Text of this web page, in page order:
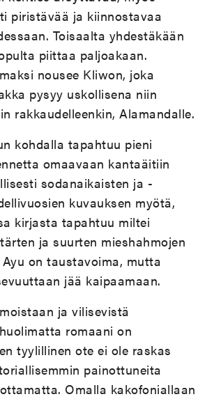
piristävää ja kiinnostavaa
Toisaalta yhdestäkään
piittaa paljoakaan.
nousee Kliwon, joka
pysyy uskollisena niin
rakkaudelleenkin, Alamandalle.
kohdalla tapahtuu pieni
omaavaan kantaäitiin
sodanaikaisten ja -
kuvauksen myötä,
kirjasta tapahtuu miltei
ja suurten mieshahmojen
on taustavoima, mutta
jää kaipaamaan.
ja vilisevistä
romaani on
tyylillinen ote ei ole raskas
painottuneita
Omalla kakofoniallaan